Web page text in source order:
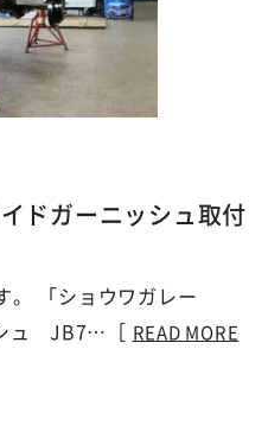
ドガーニッシュ取付
。 「ショウワガレー
ュ JB7…［
READ MORE